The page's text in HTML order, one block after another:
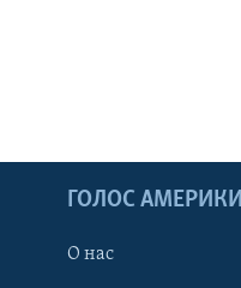
ГОЛОС АМЕРИКИ
О нас